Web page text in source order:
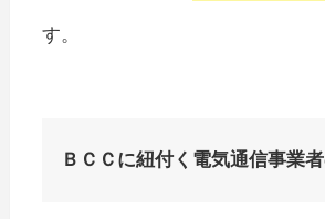
す。
ＢＣＣに紐付く電気通信事業